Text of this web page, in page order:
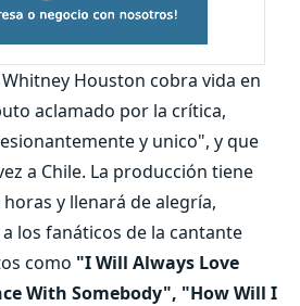
Houston cobra vida en
aclamado por la crítica,
y unico", y que
a Chile. La producción tiene
y llenará de alegría,
los fanáticos de la cantante
como "I Will Always Love
With Somebody", "How Will I